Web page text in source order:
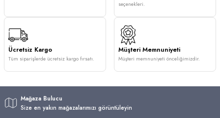
seçenekleri.
Ücretsiz Kargo
Tüm siparişlerde ücretsiz kargo fırsatı.
Müşteri Memnuniyeti
Müşteri memnuniyeti önceliğimizdir.
Mağaza Bulucu
Size en yakın mağazalarımızı görüntüleyin